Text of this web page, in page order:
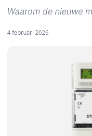
Waarom de nieuwe
4 februari 2026